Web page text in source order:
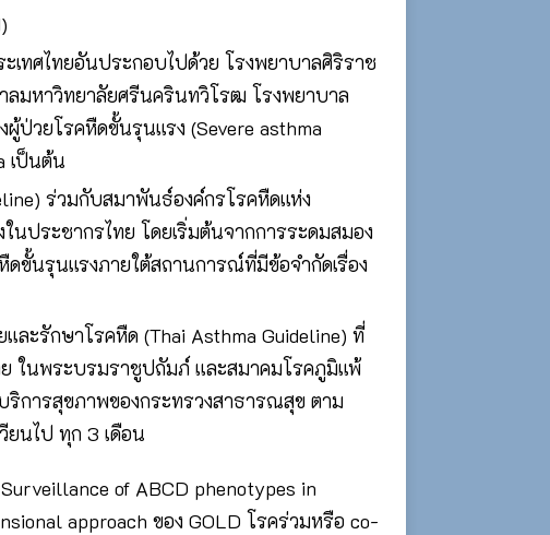
ทศไทยอันประกอบไปด้วย โรงพยาบาลศิริราช
มหาวิทยาลัยศรีนครินทวิโรฒ โรงพยาบาล
ป่วยโรคหืดขั้นรุนแรง (Severe asthma
เป็นต้น
ร่วมกับสมาพันธ์องค์กรโรคหืดแห่ง
ประชากรไทย โดยเริ่มต้นจากการระดมสมอง
ขั้นรุนแรงภายใต้สถานการณ์ที่มีข้อจำกัดเรื่อง
ะรักษาโรคหืด (Thai Asthma Guideline) ที่
ย ในพระบรมราชูปถัมภ์ และสมาคมโรคภูมิแพ้
การสุขภาพของกระทรวงสาธารณสุข ตาม
ยนไป ทุก 3 เดือน
of ABCD phenotypes in
approach ของ GOLD โรคร่วมหรือ co-